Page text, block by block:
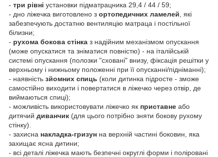
- три рівні установки підматрацника 29,4 / 44 / 59;
- дно ліжечка виготовлено з ортопедичних ламелей , які
забезпечують достатню вентиляцію матраца і постільної
білизни;
- рухома бокова стінка з надійним механізмом опускання
(може опускатися та зніматися повністю) - на італійській
системі опускання (полозки "сховані" внизу, фіксація решітки у
верхньому і нижньому положенні при її опусканні/підніманні);
- наявність зйомних спиць (коли дитинка підросте - зможе
самостійно виходити і повертатися в ліжечко через отвір, де
виймаються спиці);
- можливість використовувати ліжечко як приставне або
дитячий диванчик (для цього потрібно зняти бокову рухому
стінку).
- захисна накладка-гризун на верхній частині боковин, яка
захищає ясна дитини;
- всі деталі ліжечка мають безпечні округлі форми і поліровані